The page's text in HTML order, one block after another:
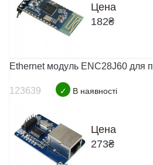
Цена
182₴
Ethernet модуль ENC28J60 для
123639 ✓ В наявності
Цена
273₴